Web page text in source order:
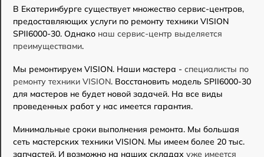
В Екатеринбурге существует множество сервис-центров,
предоставляющих услуги по ремонту техники VISION
SPII6000-30. Однако наш сервис-центр выделяется
преимуществами.
Мы ремонтируем VISION. Наши мастера - специалисты по
ремонту техники VISION. Восстановить модель SPII6000-30
для мастеров не будет новой задачей. На все виды
проведенных работ у нас имеется гарантия.
Минимальные сроки выполнения ремонта. Мы большая
сеть мастерских техники VISION. Мы имеем более 20 тыс.
запчастей. И возможно на наших складах уже имеется